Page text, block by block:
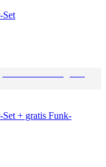
Set
Set + gratis Funk-